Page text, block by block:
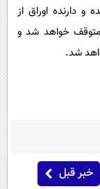
و دارنده اوراق از
متوقف خواهد شد و
شد.
خبر قبل